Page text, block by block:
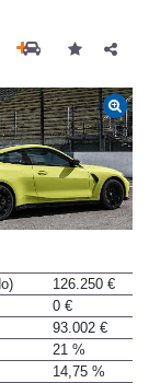
126.250 €
0 €
93.002 €
21 %
14,75 %